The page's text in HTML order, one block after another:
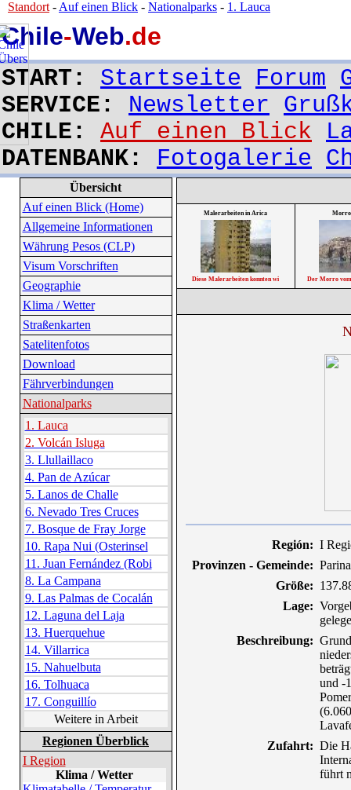
Chile-Web.de
START: Startseite Forum
SERVICE: Newsletter
CHILE: Auf einen Blick
DATENBANK: Fotogalerie
Standort - Auf einen Blick - Nationalparks - 1. Lauca
Übersicht
Auf einen Blick (Home)
Allgemeine Informationen
Währung Pesos (CLP)
Visum Vorschriften
Geographie
Klima / Wetter
Straßenkarten
Satelitenfotos
Download
Fährverbindungen
Nationalparks
1. Lauca
2. Volcán Isluga
3. Llullaillaco
4. Pan de Azúcar
5. Lanos de Challe
6. Nevado Tres Cruces
7. Bosque de Fray Jorge
10. Rapa Nui (Osterinsel
11. Juan Fernández (Robi
8. La Campana
9. Las Palmas de Cocalán
12. Laguna del Laja
13. Huerquehue
14. Villarrica
15. Nahuelbuta
16. Tolhuaca
17. Conguillío
Weitere in Arbeit
Regionen Überblick
I Region
Klima / Wetter
Malerarbeiten in Arica
Diese Malerarbeiten konnten wi
Morro
Der Morro vom
Región: I
Provinzen - Gemeinde:
Größe:
Lage:
Beschreibung:
und -
Zufahrt: Die
führt